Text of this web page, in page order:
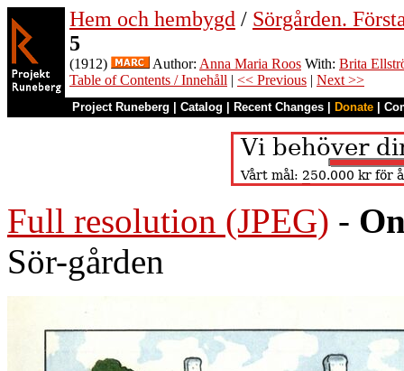
Hem och hembygd / Sörgården.
5
(1912) Author: Anna Maria Roos With: Brita
Table of Contents / Innehåll | << Previous | Next >>
Project Runeberg Catalog Recent Changes Donate
Full resolution (JPEG) -
Sör-gården